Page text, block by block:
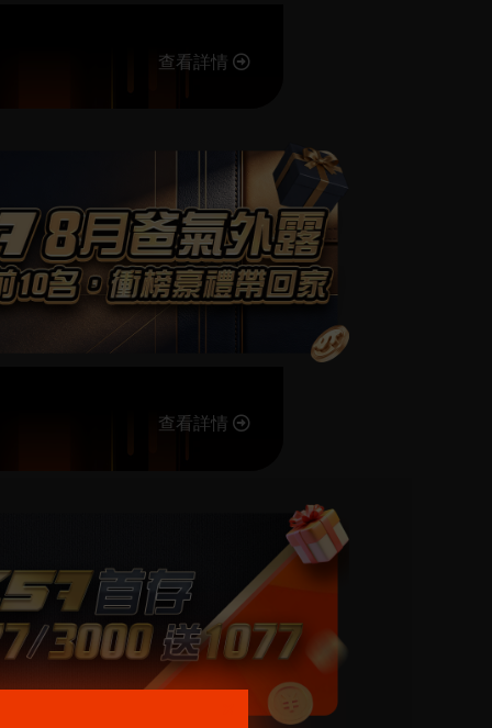
查看詳情
查看詳情